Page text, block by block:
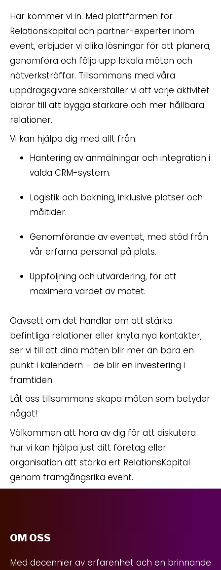
Här kommer vi in. Med plattformen för
Relationskapital och partner-experter inom
event, erbjuder vi olika lösningar för att planera,
genomföra och följa upp lokala möten och
nätverksträffar. Tillsammans med våra
uppdragsgivare säkerställer vi att varje aktivitet
bidrar till att bygga starkare och mer hållbara
relationer.
Vi kan hjälpa dig med allt från:
Hantering av anmälningar och integration i
valda CRM-system.
Logistik och bokning, inklusive platser och
måltider.
Genomförande av eventet, med stöd från
vår erfarna personal på plats.
Uppföljning och utvärdering, för att
maximera värdet av mötet.
Oavsett om det handlar om att stärka
befintliga relationer eller knyta nya kontakter,
ser vi till att dina möten blir mer än bara en
punkt i kalendern – de blir en investering i
framtiden.
Låt oss tillsammans skapa möten som betyder
något!
Välkommen att höra av dig för att diskutera
hur vi kan hjälpa just ditt företag eller
organisation att stärka ert RelationsKapital
genom framgångsrika event.
OM OSS
Med decennier av erfarenhet och en brinnande